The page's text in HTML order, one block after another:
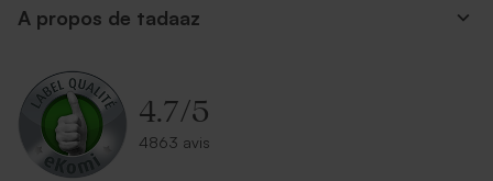
A propos de tadaaz
4.7/5
4863 avis